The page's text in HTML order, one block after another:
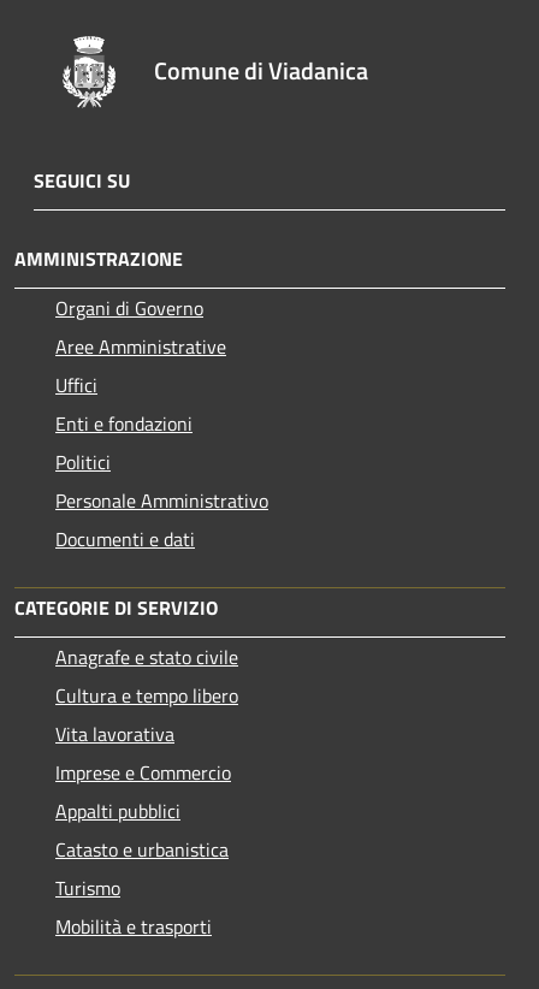
Comune di Viadanica
SEGUICI SU
AMMINISTRAZIONE
Organi di Governo
Aree Amministrative
Uffici
Enti e fondazioni
Politici
Personale Amministrativo
Documenti e dati
CATEGORIE DI SERVIZIO
Anagrafe e stato civile
Cultura e tempo libero
Vita lavorativa
Imprese e Commercio
Appalti pubblici
Catasto e urbanistica
Turismo
Mobilità e trasporti